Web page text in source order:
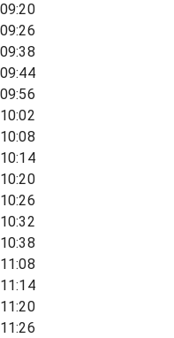
09:20
09:26
09:38
09:44
09:56
10:02
10:08
10:14
10:20
10:26
10:32
10:38
11:08
11:14
11:20
11:26